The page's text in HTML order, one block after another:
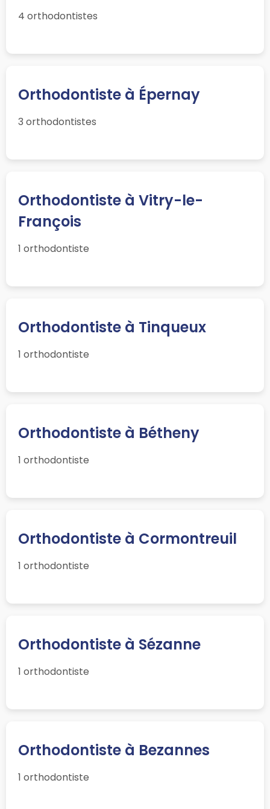
4 orthodontistes
Orthodontiste à Épernay
3 orthodontistes
Orthodontiste à Vitry-le-
François
1 orthodontiste
Orthodontiste à Tinqueux
1 orthodontiste
Orthodontiste à Bétheny
1 orthodontiste
Orthodontiste à Cormontreuil
1 orthodontiste
Orthodontiste à Sézanne
1 orthodontiste
Orthodontiste à Bezannes
1 orthodontiste